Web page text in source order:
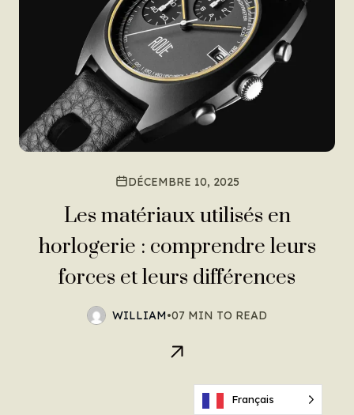
DÉCEMBRE 10, 2025
Les matériaux utilisés en
horlogerie : comprendre leurs
forces et leurs différences
WILLIAM•07 MIN TO READ
Français